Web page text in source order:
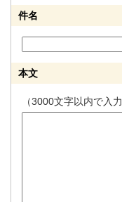
件名
本文
（3000文字以内で入